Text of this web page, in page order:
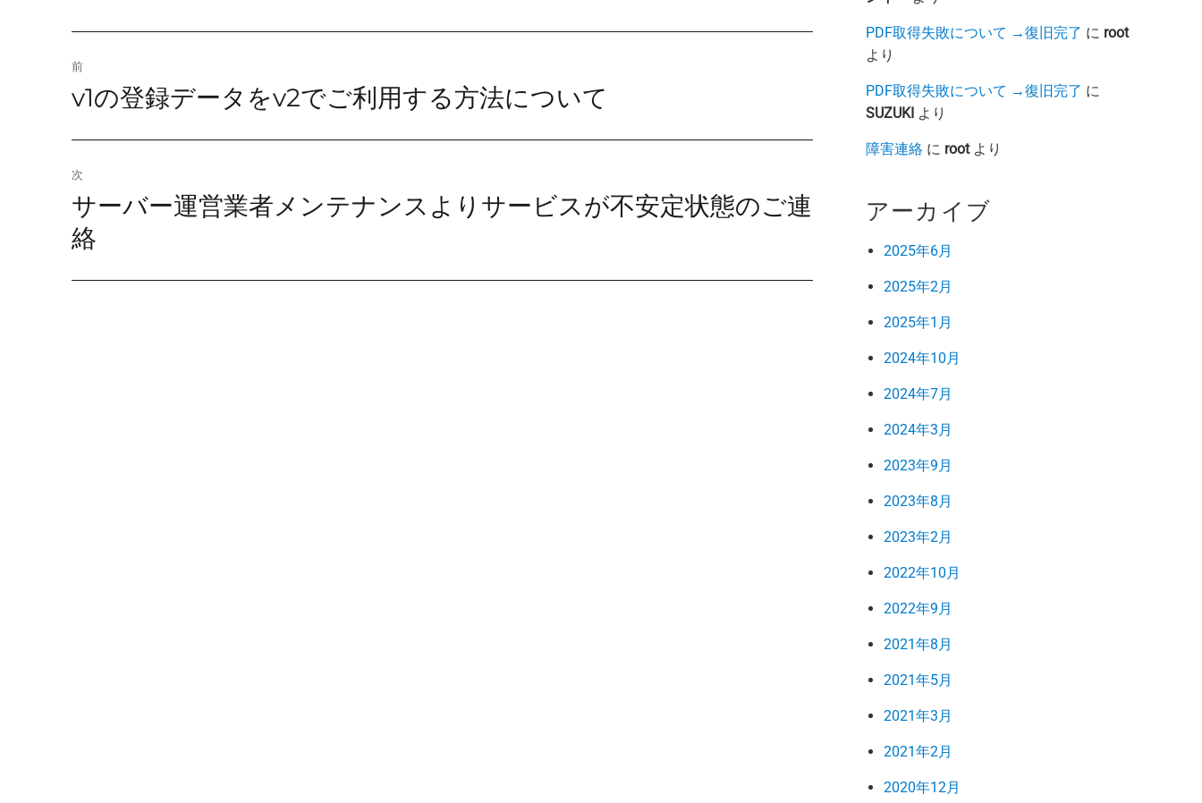
投
稿
ナ
ビ
ゲ
ー
前
前
投
稿:
v1の登録データをv2でご利用する方法について
次
次
の
投
稿:
サーバー運営業者メンテナンスよりサービスが不安定状態のご連
絡
PDF取得失敗について →復旧完了 に root
より
PDF取得失敗について →復旧完了 に
SUZUKIより
障害連絡に rootより
アーカイブ
2025年6月
2025年2月
2025年1月
2024年10月
2024年7月
2024年3月
2023年9月
2023年8月
2023年2月
2022年10月
2022年9月
2021年8月
2021年5月
2021年3月
2021年2月
2020年12月